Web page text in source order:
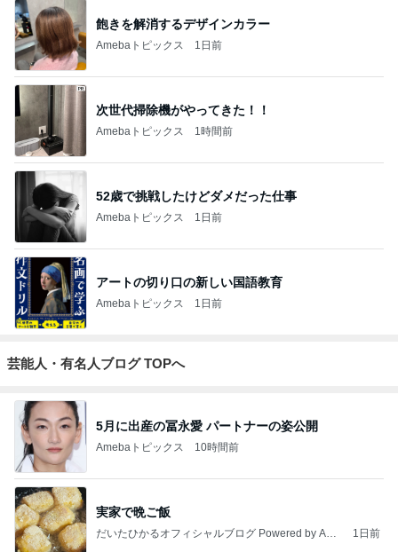
飽きを解消するデザインカラー
Amebaトピックス 1日前
次世代掃除機がやってきた！！
Amebaトピックス 1時間前
52歳で挑戦したけどダメだった仕事
Amebaトピックス 1日前
アートの切り口の新しい国語教育
Amebaトピックス 1日前
芸能人・有名人ブログ TOPへ
5月に出産の冨永愛 パートナーの姿公開
Amebaトピックス 10時間前
実家で晩ご飯
だいたひかるオフィシャルブログ Powered by Ame
1日前